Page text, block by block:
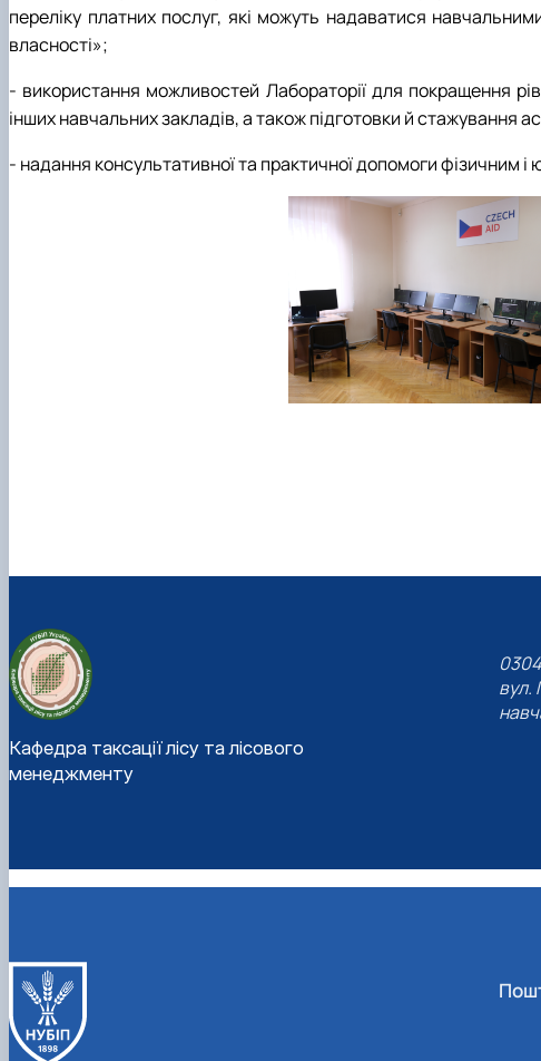
переліку платних послуг, які можуть надаватися
власності»;
- використання можливостей Лабораторії для покращення
інших навчальних закладів, а також підготовки й стажування
- надання консультативної та практичної допомоги фізичним
Кафедра таксації лісу та лісового
менеджменту
вул.